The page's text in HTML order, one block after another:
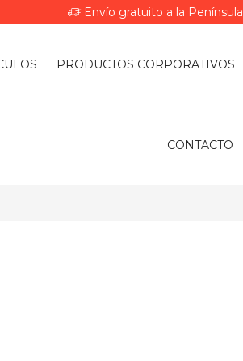
Envío gratuito a la Península
PRODUCTOS CORPORATIVOS
CONTACTO